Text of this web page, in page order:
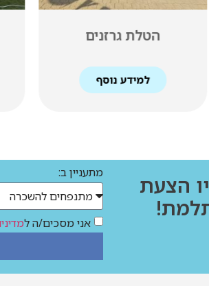
כדורסל אלקטרוני
למידע נוסף
הצעת
מתעניין ב:
אני מסכים/ה ל